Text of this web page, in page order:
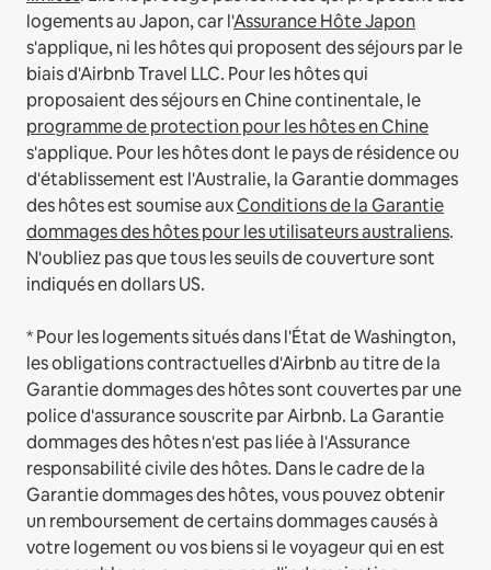
logements au Japon, car l'Assurance Hôte Japon
s'applique, ni les hôtes qui proposent des séjours par le
biais d'Airbnb Travel LLC. Pour les hôtes qui
proposaient des séjours en Chine continentale, le
programme de protection pour les hôtes en Chine
s'applique. Pour les hôtes dont le pays de résidence ou
d'établissement est l'Australie, la Garantie dommages
des hôtes est soumise auxConditions de la Garantie
dommages des hôtes pour les utilisateurs australiens.
N'oubliez pas que tous les seuils de couverture sont
indiqués en dollars US.
* Pour les logements situés dans l'État de Washington,
les obligations contractuelles d'Airbnb au titre de la
Garantie dommages des hôtes sont couvertes par une
police d'assurance souscrite par Airbnb. La Garantie
dommages des hôtes n'est pas liée à l'Assurance
responsabilité civile des hôtes. Dans le cadre de la
Garantie dommages des hôtes, vous pouvez obtenir
un remboursement de certains dommages causés à
votre logement ou vos biens si le voyageur qui en est